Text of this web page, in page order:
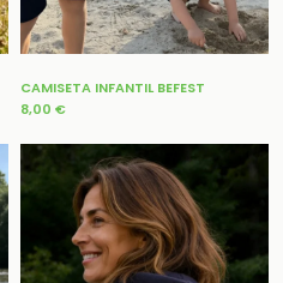
CAMISETA INFANTIL BEFEST
8,00 €